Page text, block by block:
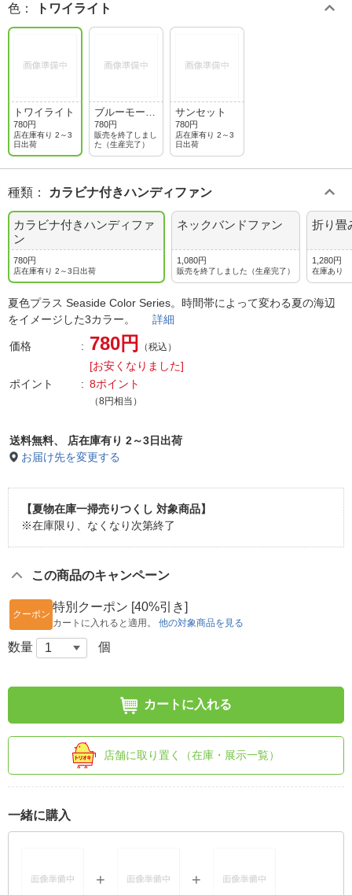
色 ： トワイライト
トワイライト
780円
店在庫有り 2～3
日出荷
ブルーモーメ
ント
780円
販売を終了しまし
た（生産完了）
サンセット
780円
店在庫有り 2～3
日出荷
種類 ： カラビナ付きハンディファン
カラビナ付きハンディファ
ン
780円
店在庫有り 2～3日出荷
ネックバンドファン
1,080円
販売を終了しました（生産完了）
折り畳
1,280円
在庫あり
夏色プラス Seaside Color Series。時間帯によって変わる夏の海辺
をイメージした3カラー。 詳細
価格 780円 （税込）
[お安くなりました]
ポイント
8ポイント
（8円相当）
送料無料、
店在庫有り 2～3日出荷
お届け先を変更する
【夏物在庫一掃売りつくし 対象商品】
※在庫限り、なくなり次第終了
この商品のキャンペーン
クーポン
特別クーポン [40%引き]
カートに入れると適用。 他の対象商品を見る
数量 個
カートに入れる
店舗に取り置く（在庫・展示一覧）
一緒に購入